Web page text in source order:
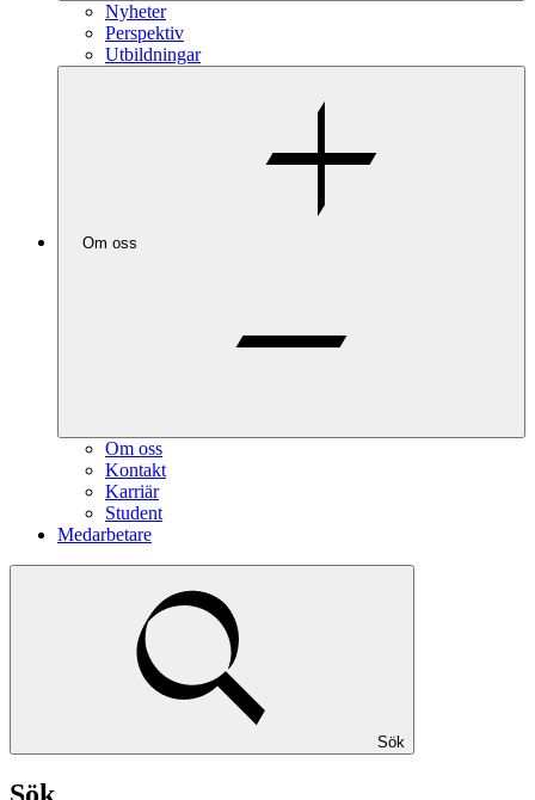
Nyheter
Perspektiv
Utbildningar
Om oss
Om oss
Kontakt
Karriär
Student
Medarbetare
Sök